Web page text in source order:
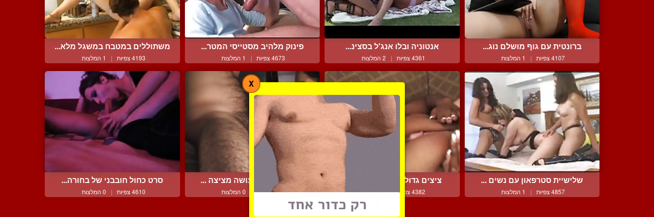
ברונטית עם גוף מושלם נוג...
4107 צפיות | 1 המלצות
אנטוניה ובלו אנג'ל בסצינ...
4361 צפיות | 2 המלצות
פינוק מלהיב מסטייסי המטר...
4673 צפיות | 1 המלצות
משתוללים במטבח במשגל מלא...
4193 צפיות | 1 המלצות
שלישיית סטרפאון עם נשים ...
4857 צפיות | 1 המלצות
ציצים גדולים מפנקים בולב...
4382 צפיות | 4 המלצות
לטינית מפנקת עושה מציצה ...
3840 צפיות | 0 המלצות
סרט כחול חובבני של בחורה...
4610 צפיות | 0 המלצות
צור קשר
X